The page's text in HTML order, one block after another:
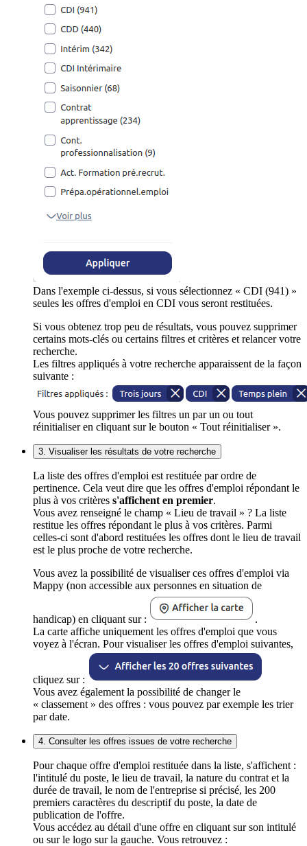
Dans l'exemple ci-dessus, si vous sélectionnez « CDI (941) »
seules les offres d'emploi en CDI vous seront restituées.
Si vous obtenez trop peu de résultats, vous pouvez supprimer
certains mots-clés ou certains filtres et critères et relancer votre
recherche.
Les filtres appliqués à votre recherche apparaissent de la façon
suivante :
Vous pouvez supprimer les filtres un par un ou tout
réinitialiser en cliquant sur le bouton « Tout réinitialiser ».
3. Visualiser les résultats de votre recherche
La liste des offres d'emploi est restituée par ordre de
pertinence. Cela veut dire que les offres d'emploi répondant le
plus à vos critères s'affichent en premier.
Vous avez renseigné le champ « Lieu de travail » ? La liste
restitue les offres répondant le plus à vos critères. Parmi
celles-ci sont d'abord restituées les offres dont le lieu de travail
est le plus proche de votre recherche.
Vous avez la possibilité de visualiser ces offres d'emploi via
Mappy (non accessible aux personnes en situation de
handicap) en cliquant sur :
.
La carte affiche uniquement les offres d'emploi que vous
voyez à l'écran. Pour visualiser les offres d'emploi suivantes,
cliquez sur :
Vous avez également la possibilité de changer le
« classement » des offres : vous pouvez par exemple les trier
par date.
4. Consulter les offres issues de votre recherche
Pour chaque offre d'emploi restituée dans la liste, s'affichent :
l'intitulé du poste, le lieu de travail, la nature du contrat et la
durée de travail, le nom de l'entreprise si précisé, les 200
premiers caractères du descriptif du poste, la date de
publication de l'offre.
Vous accédez au détail d'une offre en cliquant sur son intitulé
ou sur le logo sur la gauche. Vous retrouvez :